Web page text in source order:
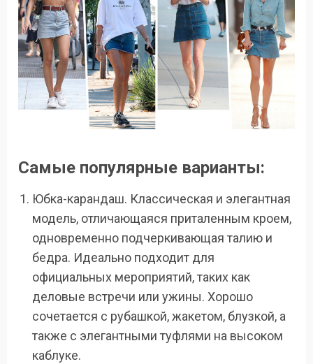
Самые популярные варианты:
Юбка-карандаш. Классическая и элегантная
модель, отличающаяся приталенным кроем,
одновременно подчеркивающая талию и
бедра. Идеально подходит для
официальных мероприятий, таких как
деловые встречи или ужины. Хорошо
сочетается с рубашкой, жакетом, блузкой, а
также с элегантными туфлями на высоком
каблуке.